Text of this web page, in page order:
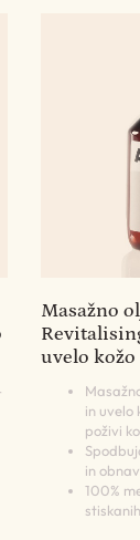
Masažno
uvelo
in uvelo
poživi
in
100%